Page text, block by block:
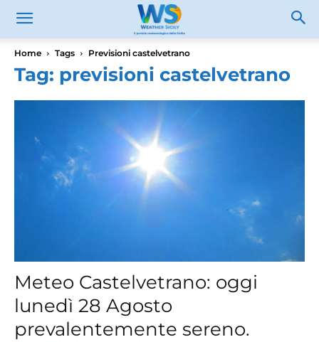
Home Tags Previsioni castelvetrano
Tag: previsioni castelvetrano
Meteo Castelvetrano: oggi
lunedì 28 Agosto
prevalentemente sereno.